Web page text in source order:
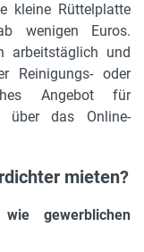
kleine Rüttelplatte
wenigen Euros.
arbeitstäglich und
Reinigungs- oder
Angebot für
über das Online-
mieten?
gewerblichen